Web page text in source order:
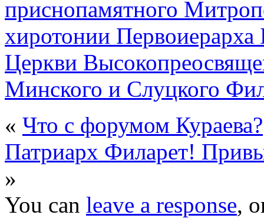
приснопамятного
хиротонии Первоиерарха
Церкви
Минского и Слуцкого
« Что с форумом Кураева?
Патриарх Филарет!
»
You can leave a response,